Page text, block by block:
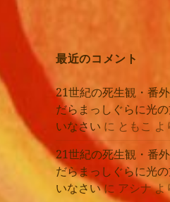
ポ
ー
ト
最近のコメント
21世紀の死生観・番
だらまっしぐらに光
いなさい に ともこ よ
21世紀の死生観・番
だらまっしぐらに光
いなさいに アシナよ